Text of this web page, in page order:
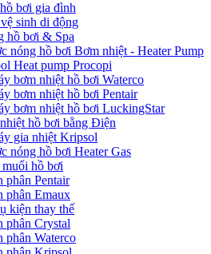
bơi gia đình
sinh di động
hồ bơi & Spa
nóng hồ bơi Bơm nhiệt - Heater Pump
Heat pump Procopi
bơm nhiệt hồ bơi Waterco
bơm nhiệt hồ bơi Pentair
bơm nhiệt hồ bơi LuckingStar
hồ bơi bằng Điện
gia nhiệt Kripsol
nóng hồ bơi Heater Gas
hồ bơi
phân Pentair
phân Emaux
kiện thay thế
phân Crystal
phân Waterco